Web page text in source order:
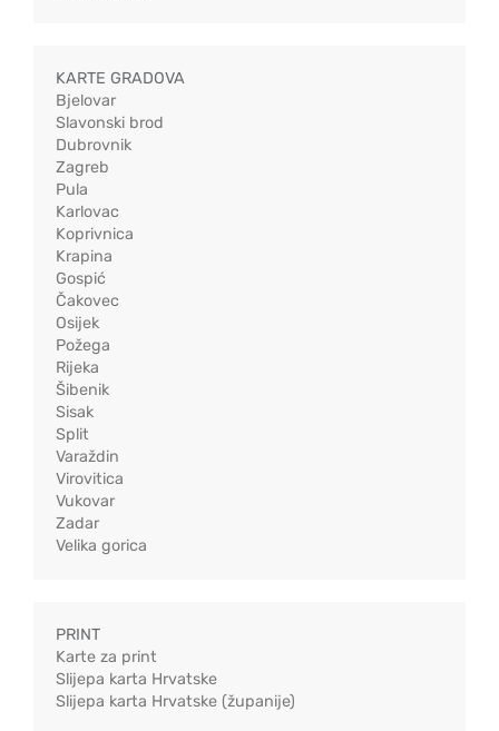
KARTE GRADOVA
Bjelovar
Slavonski brod
Dubrovnik
Zagreb
Pula
Karlovac
Koprivnica
Krapina
Gospić
Čakovec
Osijek
Požega
Rijeka
Šibenik
Sisak
Split
Varaždin
Virovitica
Vukovar
Zadar
Velika gorica
PRINT
Karte za print
Slijepa karta Hrvatske
Slijepa karta Hrvatske (županije)